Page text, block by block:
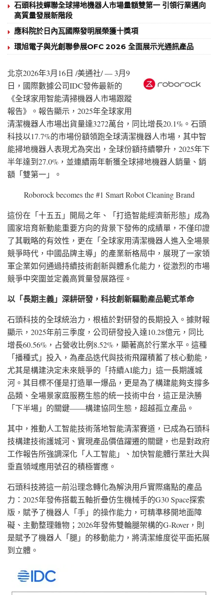
石頭科技蟬聯全球掃地機器人市場量額雙第一 引領行業邁向
高質量發展新階段
應科院於日內瓦國際發明展榮獲十獎項
環旭電子與光創聯參展OFC 2026 全面展示光通訊產品
北京2026年3月16日 /美通社/ — 3月9
日，國際數據公司IDC發佈最新的
《全球家用智能清掃機器人市場跟蹤
報告》。報告顯示，2025年全球家用
清潔機器人市場出貨量達3272萬台，同比增長20.1%。石頭
科技以17.7%的市場份額領跑全球清潔機器人市場，其中智
能掃地機器人表現尤為突出，全球份額持續攀升，2025年下
半年達到27.0%，並連續兩年斬獲全球掃地機器人銷量、銷
額「雙第一」。
Roborock becomes the #1 Smart Robot Cleaning Brand
這份在「十五五」開局之年、「打造智能經濟新形態」成為
國家培育新動能重要方向的背景下發佈的成績單，不僅印證
了其戰略的有效性，更在「全球家用清潔機器人進入全場景
競爭時代，中國品牌主導」的產業新格局中，展現了一家領
軍企業如何通過持續技術創新與體系化能力，從激烈的市場
競爭中突圍並定義高質量發展路徑。
以「長期主義」深耕研發，科技創新驅動產品範式革命
石頭科技的全球統治力，根植於對研發的長期投入。據財報
顯示，2025年前三季度，公司研發投入達10.28億元，同比
增長60.56%，占營收比例8.52%，顯著高於行業水平。這種
「播種式」投入，為產品迭代與技術飛躍積蓄了核心動能，
尤其是構建決定未來競爭的「持續AI能力」這一長期護城
河。其目標不僅是打造單一爆品，更是為了構建能夠支撐多
品類、全場景家庭服務生態的統一技術中台，這正是決勝
「下半場」的關鍵——構建協同生態，超越孤立產品。
其中，推動人工智能技術落地智能清潔賽道，已成為石頭科
技構建技術護城河、實現產品價值躍遷的關鍵，也是對政府
工作報告所強調深化「人工智能」、加快智能體行業壯大與
垂直領域應用號召的積極響應。
石頭科技將這一前沿理念轉化為解決用戶實際痛點的產品
力：2025年發佈搭載五軸折疊仿生機械手的G30 Space探索
版，賦予了機器人「手」的操作能力，可精準移開地面障
礙、主動整理雜物；2026年發佈雙輪腿架構的G-Rover，則
是賦予了機器人「腿」的移動能力，將清潔維度從平面拓展
到立體。